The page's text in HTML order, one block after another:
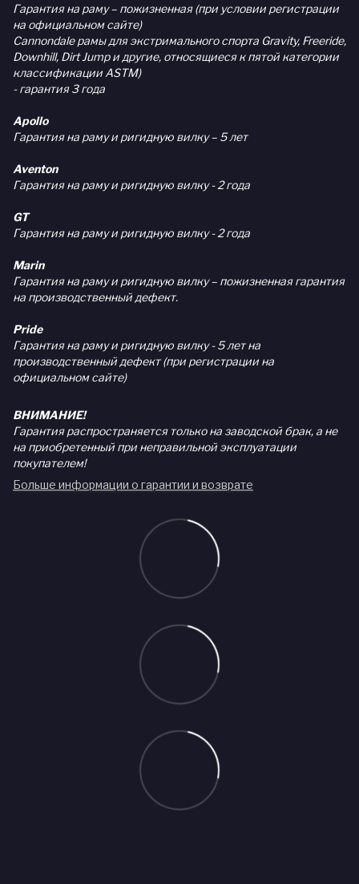
Гарантия на раму – пожизненная (при условии регистрации
на официальном сайте)
Cannondale рамы для экстримального спорта Gravity, Freeride,
Downhill, Dirt Jump и другие, относящиеся к пятой категории
классификации ASTM)
- гарантия 3 года
Apollo
Гарантия на раму и ригидную вилку – 5 лет
Aventon
Гарантия на раму и ригидную вилку - 2 года
GT
Гарантия на раму и ригидную вилку - 2 года
Marin
Гарантия на раму и ригидную вилку – пожизненная гарантия
на производственный дефект.
Pride
Гарантия на раму и ригидную вилку - 5 лет на
производственный дефект (при регистрации на
официальном сайте)
ВНИМАНИЕ!
Гарантия распространяется только на заводской брак, а не
на приобретенный при неправильной эксплуатации
покупателем!
Больше информации о гарантии и возврате